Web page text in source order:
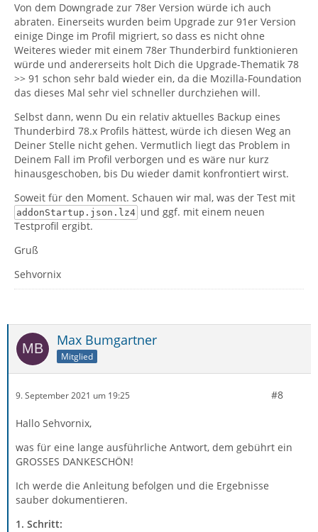
Von dem Downgrade zur 78er Version würde ich auch
abraten. Einerseits wurden beim Upgrade zur 91er Version
einige Dinge im Profil migriert, so dass es nicht ohne
Weiteres wieder mit einem 78er Thunderbird funktionieren
würde und andererseits holt Dich die Upgrade-Thematik 78
>> 91 schon sehr bald wieder ein, da die Mozilla-Foundation
das dieses Mal sehr viel schneller durchziehen will.
Selbst dann, wenn Du ein relativ aktuelles Backup eines
Thunderbird 78.x Profils hättest, würde ich diesen Weg an
Deiner Stelle nicht gehen. Vermutlich liegt das Problem in
Deinem Fall im Profil verborgen und es wäre nur kurz
hinausgeschoben, bis Du wieder damit konfrontiert wirst.
Soweit für den Moment. Schauen wir mal, was der Test mit
addonStartup.json.lz4 und ggf. mit einem neuen
Testprofil ergibt.
Gruß
Sehvornix
Max Bumgartner
Mitglied
9. September 2021 um 19:25 #8
Hallo Sehvornix,
was für eine lange ausführliche Antwort, dem gebührt ein
GROSSES DANKESCHÖN!
Ich werde die Anleitung befolgen und die Ergebnisse
sauber dokumentieren.
1. Schritt: